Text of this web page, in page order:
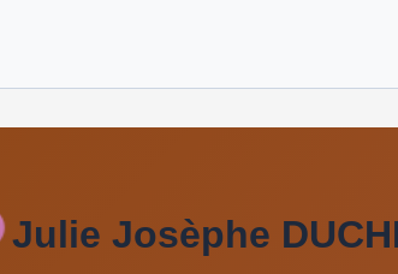
Julie Josèphe